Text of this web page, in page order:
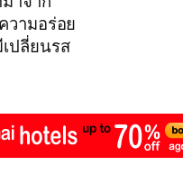
วามอร่อย
ปลี่ยนรส